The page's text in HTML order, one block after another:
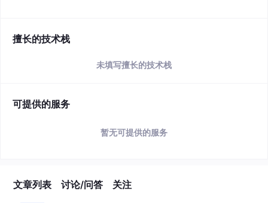
擅长的技术栈
未填写擅长的技术栈
可提供的服务
暂无可提供的服务
文章列表 讨论/问答 关注